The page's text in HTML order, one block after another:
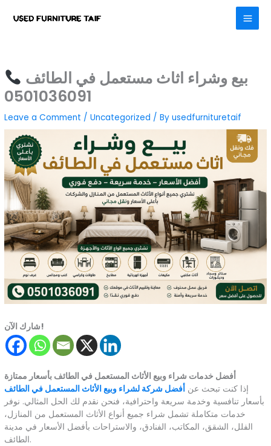
بيع وشراء اثاث مستعمل في الطائف
0501036091
Leave a Comment /Uncategorized / Byusedfurnituretaif
شارك الآن!
أفضل خدمات شراء وبيع الأثاث المستعمل في الطائف بأسعار ممتازة
إذا كنت تبحث عن أفضل شركة لشراء وبيع الأثاث المستعمل في الطائف
بأسعار تنافسية وخدمة سريعة واحترافية، فنحن نقدم لك الحل المثالي. نوفر
خدمات متكاملة تشمل شراء جميع أنواع الأثاث المستعمل من المنازل،
الفلل، الشقق، المكاتب، الفنادق، والاستراحات بأفضل الأسعار في مدينة
الطائف.